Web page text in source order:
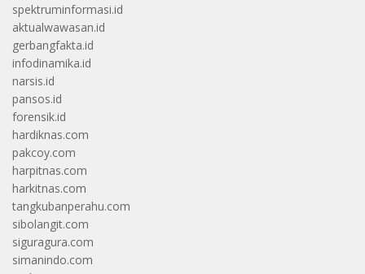
spektruminformasi.id
aktualwawasan.id
gerbangfakta.id
infodinamika.id
narsis.id
pansos.id
forensik.id
hardiknas.com
pakcoy.com
harpitnas.com
harkitnas.com
tangkubanperahu.com
sibolangit.com
siguragura.com
simanindo.com